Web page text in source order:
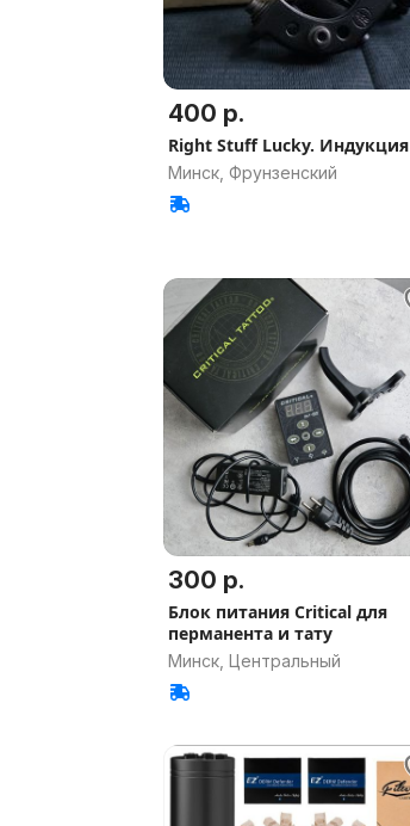
400 р.
Right Stuff Lucky. Индукция
Минск, Фрунзенский
300 р.
Блок питания Critical для
перманента и тату
Минск, Центральный